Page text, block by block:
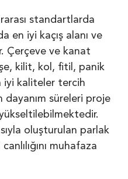
standartlarda
en iyi kaçış alanı ve
Çerçeve ve kanat
kilit, kol, fitil, panik
iyi kaliteler tercih
dayanım süreleri proje
oluşturulan parlak
muhafaza